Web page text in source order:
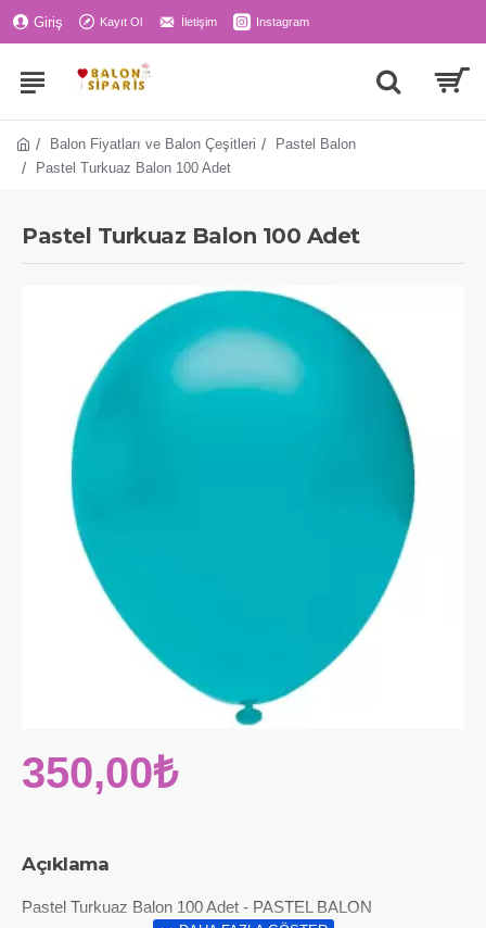
Giriş Kayıt Ol İletişim Instagram
Balon Fiyatları ve Balon Çeşitleri
Pastel Balon
Pastel Turkuaz Balon 100 Adet
Pastel Turkuaz Balon 100 Adet
Açıklama
Pastel Turkuaz Balon 100 Adet - PASTEL BALON
350,00₺